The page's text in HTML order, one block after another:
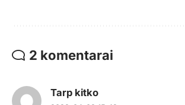
2 komentarai
Tarp kitko